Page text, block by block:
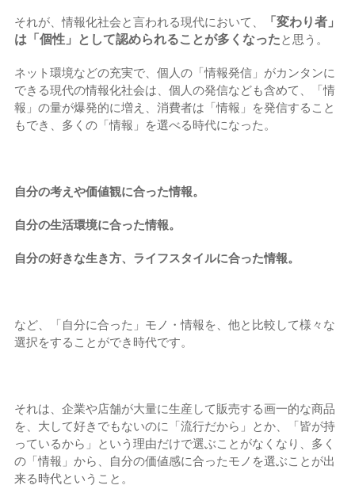
それが、情報化社会と言われる現代において、
「変わり者」
は「個性」として認められることが多くなったと思う。
ネット環境などの充実で、個人の「情報発信」がカンタンに
できる現代の情報化社会は、個人の発信なども含めて、「情
報」の量が爆発的に増え、消費者は「情報」を発信すること
もでき、多くの「情報」を選べる時代になった。
自分の考えや価値観に合った情報。
自分の生活環境に合った情報。
自分の好きな生き方、ライフスタイルに合った情報。
など、「自分に合った」モノ・情報を、他と比較して様々な
選択をすることができ時代です。
それは、企業や店舗が大量に生産して販売する画一的な商品
を、大して好きでもないのに「流行だから」とか、「皆が持
っているから」という理由だけで選ぶことがなくなり、多く
の「情報」から、自分の価値感に合ったモノを選ぶことが出
来る時代ということ。